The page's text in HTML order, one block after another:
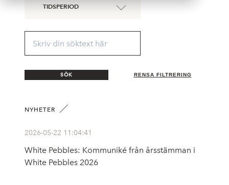
TIDSPERIOD
SÖK RENSA FILTRERING
NYHETER
2026-05-22 11:04:41
White Pebbles: Kommuniké från årsstämman i
White Pebbles 2026